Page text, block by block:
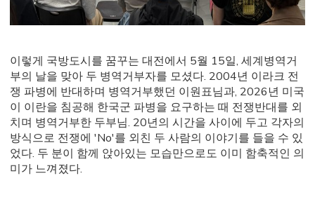
이렇게 국방도시를 꿈꾸는 대전에서 5월 15일, 세계병역거
부의 날을 맞아 두 병역거부자를 모셨다. 2004년 이라크 전
쟁 파병에 반대하며 병역거부했던 이원표님과, 2026년 미국
이 이란을 침공해 한국군 파병을 요구하는 때 전쟁반대를 외
치며 병역거부한 두부님. 20년의 시간을 사이에 두고 각자의
방식으로 전쟁에 'No'를 외친 두 사람의 이야기를 들을 수 있
었다. 두 분이 함께 앉아있는 모습만으로도 이미 함축적인 의
미가 느껴졌다.